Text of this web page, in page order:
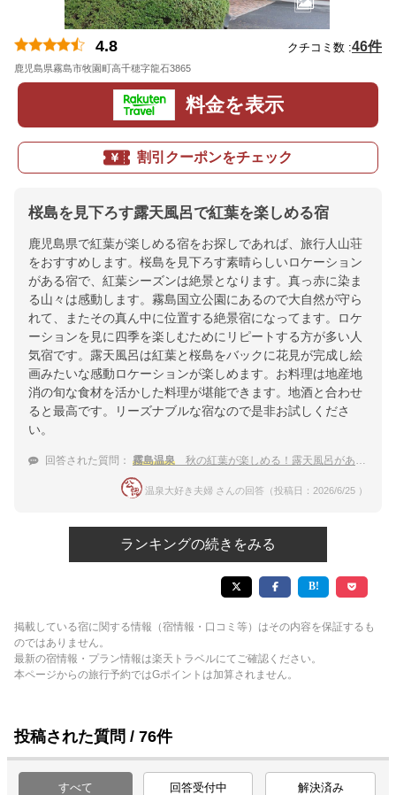
4.8 クチコミ数 :46件
鹿児島県霧島市牧園町高千穂字龍石3865
料金を表示
割引クーポンをチェック
桜島を見下ろす露天風呂で紅葉を楽しめる宿
鹿児島県で紅葉が楽しめる宿をお探しであれば、旅行人山荘
をおすすめします。桜島を見下ろす素晴らしいロケーション
がある宿で、紅葉シーズンは絶景となります。真っ赤に染ま
る山々は感動します。霧島国立公園にあるので大自然が守ら
れて、またその真ん中に位置する絶景宿になってます。ロケ
ーションを見に四季を楽しむためにリピートする方が多い人
気宿です。露天風呂は紅葉と桜島をバックに花見が完成し絵
画みたいな感動ロケーションが楽しめます。お料理は地産地
消の旬な食材を活かした料理が堪能できます。地酒と合わせ
ると最高です。リーズナブルな宿なので是非お試しくださ
い。
回答された質問： 霧島温泉 秋の紅葉が楽しめる！露天風呂がある人気の温泉宿
温泉大好き夫婦 さんの回答（投稿日：2026/6/25 ）
ランキングの続きをみる
掲載している宿に関する情報（宿情報・口コミ等）はその内容を保証するも
のではありません。
最新の宿情報・プラン情報は楽天トラベルにてご確認ください。
本ページからの旅行予約ではGポイントは加算されません。
投稿された質問 / 76件
すべて 回答受付中 解決済み